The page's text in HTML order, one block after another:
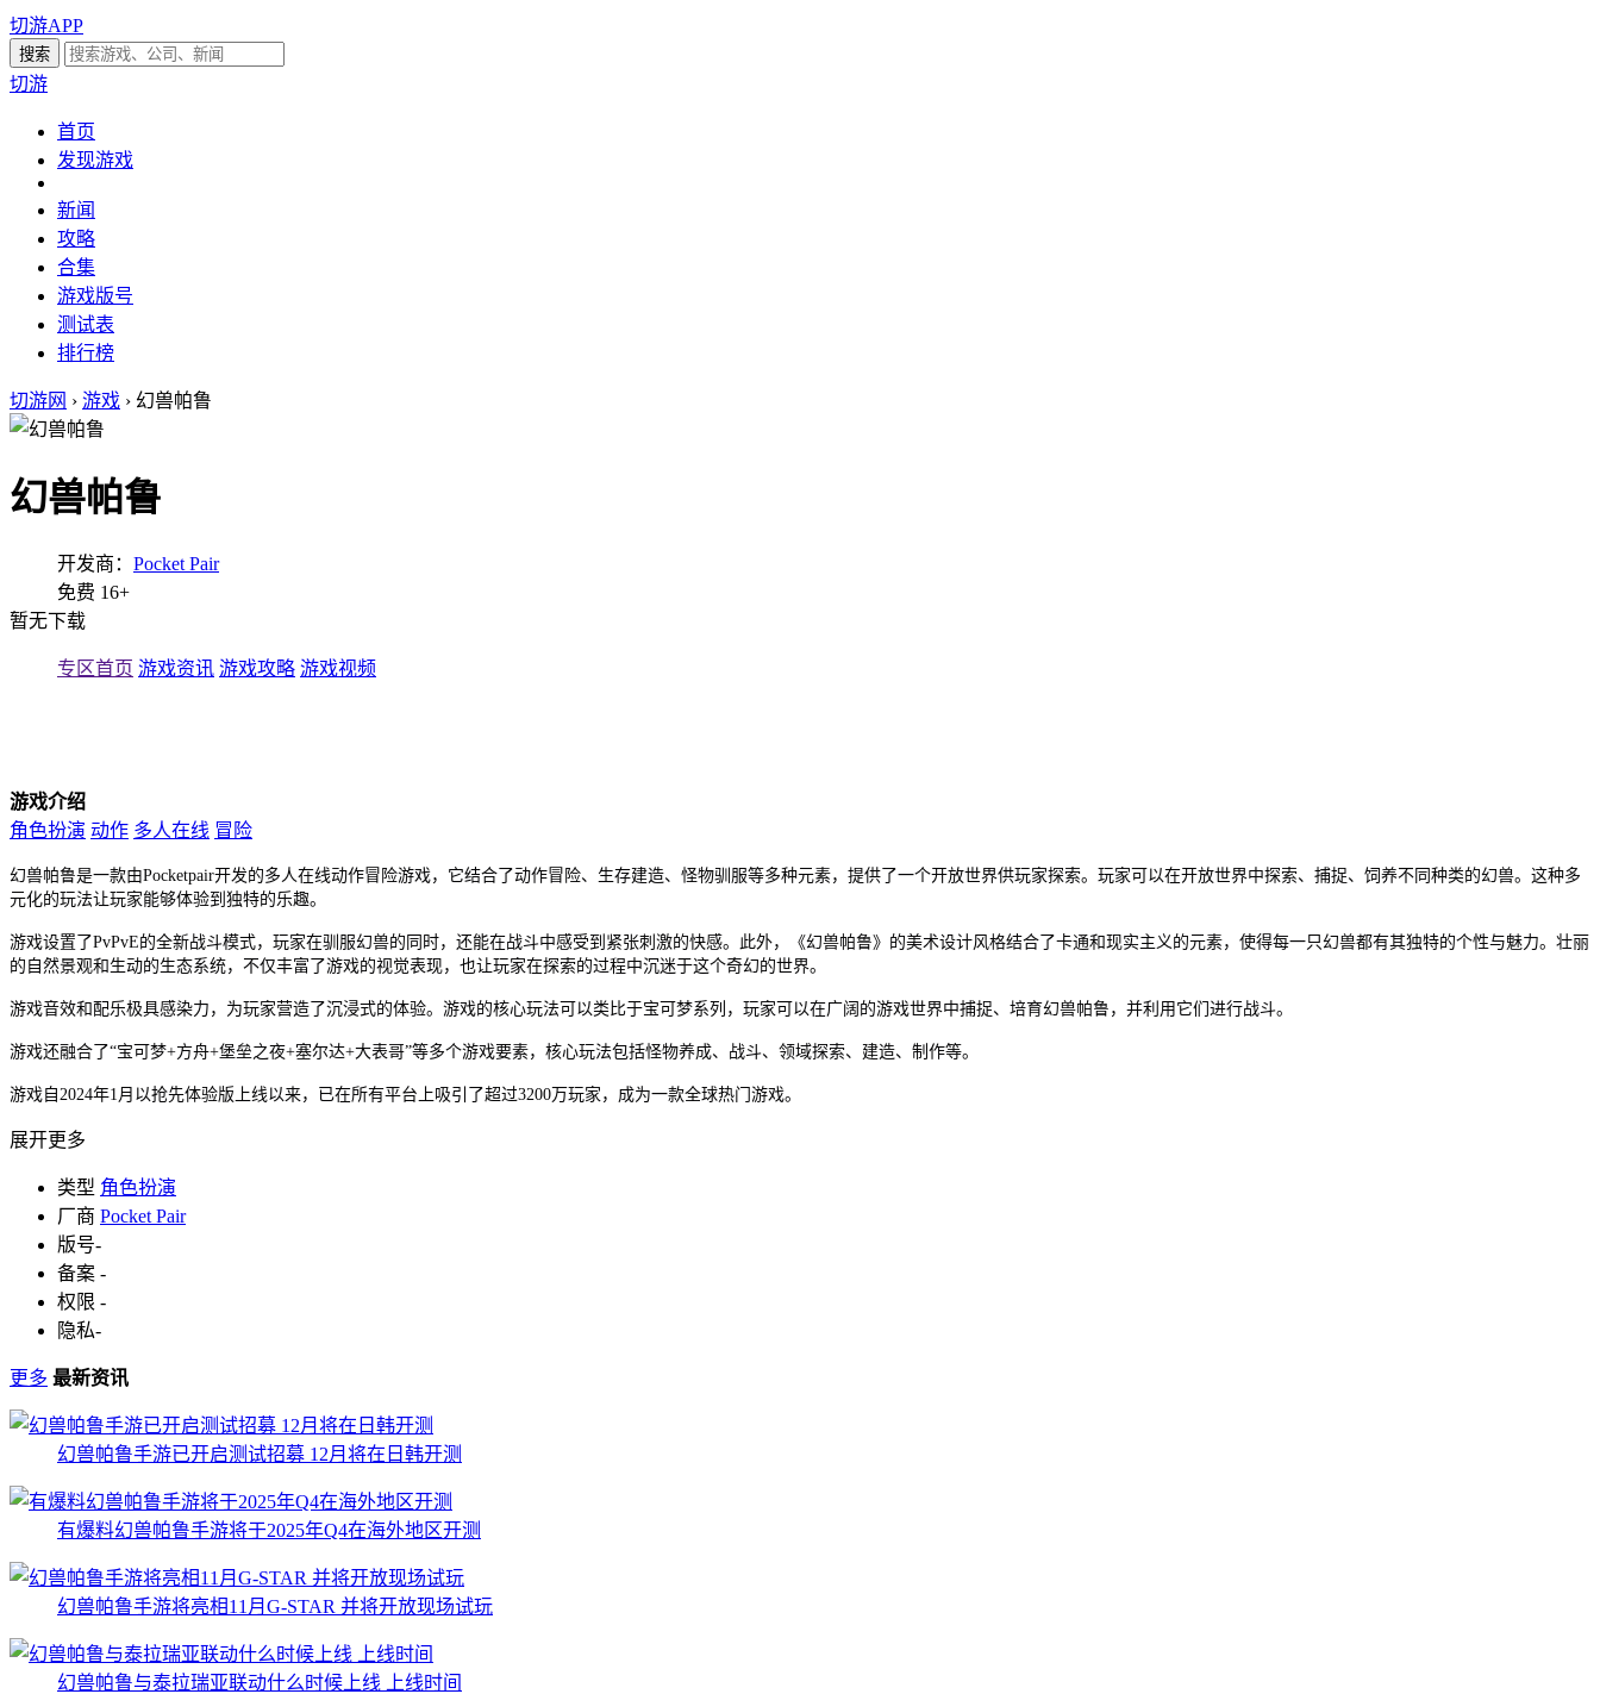
切游APP
切游
首页
发现游戏
新闻
攻略
合集
游戏版号
测试表
排行榜
切游网 › 游戏 › 幻兽帕鲁
幻兽帕鲁
开发商： Pocket Pair
免费 16+
暂无下载
专区首页 游戏资讯 游戏攻略 游戏视频
游戏介绍
角色扮演 动作 多人在线 冒险
幻兽帕鲁是一款由Pocketpair开发的多人在线动作冒险游戏，它结合了动作冒险、生存建造、怪物驯服等多种元素，提供了一个开放世界供玩家探索。玩家可以在开放世界中探索、捕捉、饲养不同种类的幻兽。这种多
元化的玩法让玩家能够体验到独特的乐趣。
游戏设置了PvPvE的全新战斗模式，玩家在驯服幻兽的同时，还能在战斗中感受到紧张刺激的快感。此外，《幻兽帕鲁》的美术设计风格结合了卡通和现实主义的元素，使得每一只幻兽都有其独特的个性与魅力。壮丽
的自然景观和生动的生态系统，不仅丰富了游戏的视觉表现，也让玩家在探索的过程中沉迷于这个奇幻的世界。
游戏音效和配乐极具感染力，为玩家营造了沉浸式的体验。游戏的核心玩法可以类比于宝可梦系列，玩家可以在广阔的游戏世界中捕捉、培育幻兽帕鲁，并利用它们进行战斗。
游戏还融合了“宝可梦+方舟+堡垒之夜+塞尔达+大表哥”等多个游戏要素，核心玩法包括怪物养成、战斗、领域探索、建造、制作等。
游戏自2024年1月以抢先体验版上线以来，已在所有平台上吸引了超过3200万玩家，成为一款全球热门游戏。
展开更多
类型 角色扮演
厂商 Pocket Pair
版号-
备案 -
权限 -
隐私-
更多 最新资讯
幻兽帕鲁手游已开启测试招募 12月将在日韩开测
有爆料幻兽帕鲁手游将于2025年Q4在海外地区开测
幻兽帕鲁手游将亮相11月G-STAR 并将开放现场试玩
幻兽帕鲁与泰拉瑞亚联动什么时候上线 上线时间